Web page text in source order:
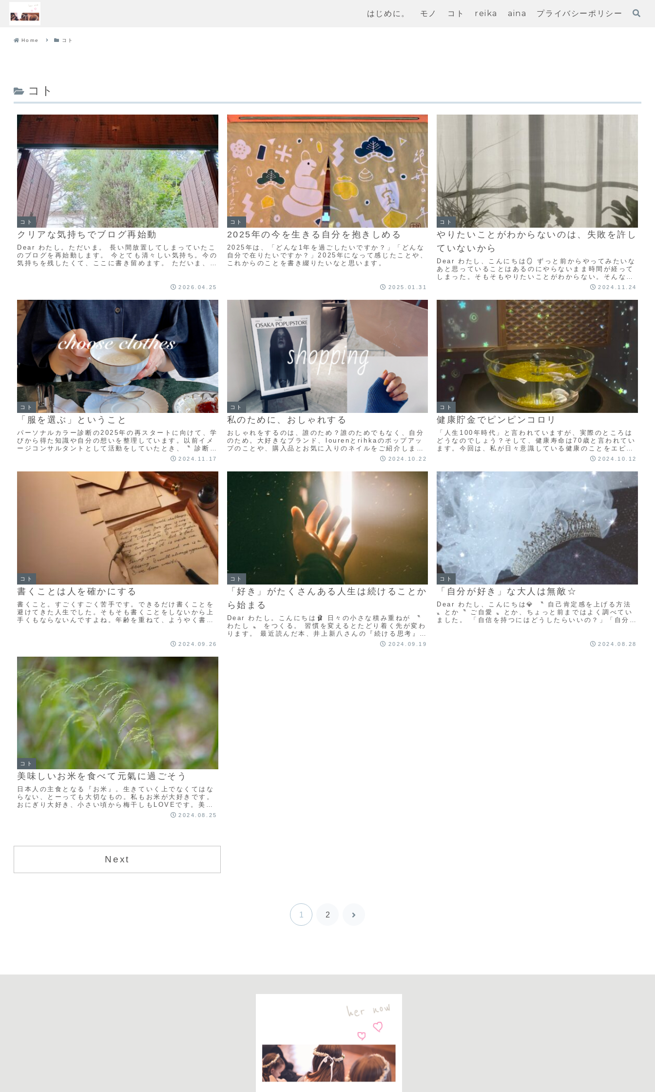
はじめに。 モノ コト reika aina プライバシーポリシー
Home コト
コト
コト
クリアな気持ちでブログ再始動
Dear わたし。ただいま。 長い間放置してしまっていたこ
のブログを再始動します。 今とても清々しい気持ち。今の
気持ちを残したくて、ここに書き留めます。 ただいま、お
2026.04.25
コト
2025年の今を生きる自分を抱きしめる
2025年は、「どんな1年を過ごしたいですか？」「どんな
自分で在りたいですか？」2025年になって感じたことや、
これからのことを書き綴りたいなと思います。
2025.01.31
コト
やりたいことがわからないのは、失敗を許し
ていないから
Dear わたし、こんにちは🪞 ずっと前からやってみたいな
あと思っていることはあるのにやらないまま時間が経って
しまった。そもそもやりたいことがわからない。そんな大
2024.11.24
コト
「服を選ぶ」ということ
パーソナルカラー診断の2025年の再スタートに向けて、学
びから得た知識や自分の想いを整理しています。以前イメ
ージコンサルタントとして活動をしていたとき、〝 診断結
果に応じた提案をすること 〟に違和感を覚えました。
2024.11.17
コト
私のために、おしゃれする
おしゃれをするのは、誰のため？誰のためでもなく、自分
のため。大好きなブランド、lourenとrihkaのポップアッ
プのことや、購入品とお気に入りのネイルをご紹介しま
2024.10.22
コト
健康貯金でピンピンコロリ
「人生100年時代」と言われていますが、実際のところは
どうなのでしょう？そして、健康寿命は70歳と言われてい
ます。今回は、私が日々意識している健康のことをエピソ
2024.10.12
コト
書くことは人を確かにする
書くこと。すごくすごく苦手です。できるだけ書くことを
避けてきた人生でした。そもそも書くことをしないから上
手くもならないんですよね。年齢を重ねて、ようやく書く
2024.09.26
コト
「好き」がたくさんある人生は続けることか
ら始まる
Dear わたし。こんにちは🩰 日々の小さな積み重ねが 〝
わたし 〟 をつくる。 習慣を変えるとたどり着く先が変わ
ります。 最近読んだ本、井上新八さんの『続ける思考』が
2024.09.19
コト
「自分が好き」な大人は無敵☆
Dear わたし、こんにちは💎 〝 自己肯定感を上げる方法
〟とか〝 ご自愛 〟とか、ちょっと前まではよく調べてい
ました。 「自信を持つにはどうしたらいいの？」「自分を
2024.08.28
コト
美味しいお米を食べて元氣に過ごそう
日本人の主食となる『お米』。生きていく上でなくてはな
らない、とーっても大切なもの。私もお米が大好きです。
おにぎり大好き、小さい頃から梅干しもLOVEです。美味
しいお米を食べると、毎日を元氣に過ごせます。元氣の
2024.08.25
Next
1 2 次